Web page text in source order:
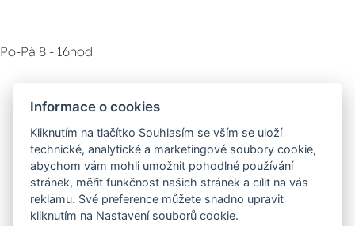
Po-Pá 8 - 16hod
Poradna
Možnosti dopravy
Informace o cookies
Kliknutím na tlačítko Souhlasím se vším se uloží
technické, analytické a marketingové soubory cookie,
abychom vám mohli umožnit pohodlné používání
stránek, měřit funkčnost našich stránek a cílit na vás
reklamu. Své preference můžete snadno upravit
kliknutím na Nastavení souborů cookie.